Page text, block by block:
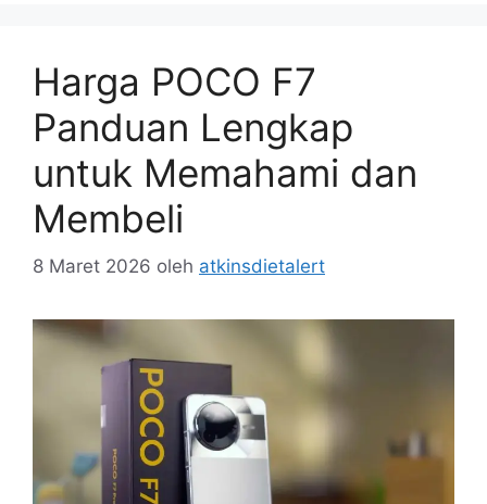
Harga POCO F7
Panduan Lengkap
untuk Memahami dan
Membeli
8 Maret 2026 oleh atkinsdietalert